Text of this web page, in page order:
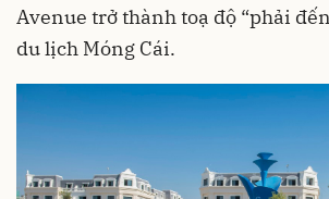
Avenue trở thành toạ độ “phải
du lịch Móng Cái.